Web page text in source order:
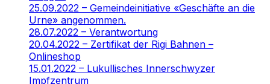
25.09.2022 – Gemeindeinitiative «Geschäfte an die
Urne» angenommen.
28.07.2022 – Verantwortung
20.04.2022 – Zertifikat der Rigi Bahnen –
Onlineshop
15.01.2022 – Lukullisches Innerschwyzer
Impfzentrum